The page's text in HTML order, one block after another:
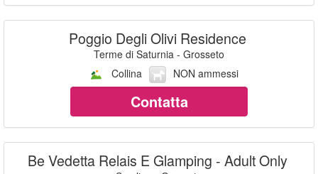
Poggio Degli Olivi Residence
Terme di Saturnia - Grosseto
Collina
NON ammessi
Contatta
Be Vedetta Relais E Glamping - Adult Only